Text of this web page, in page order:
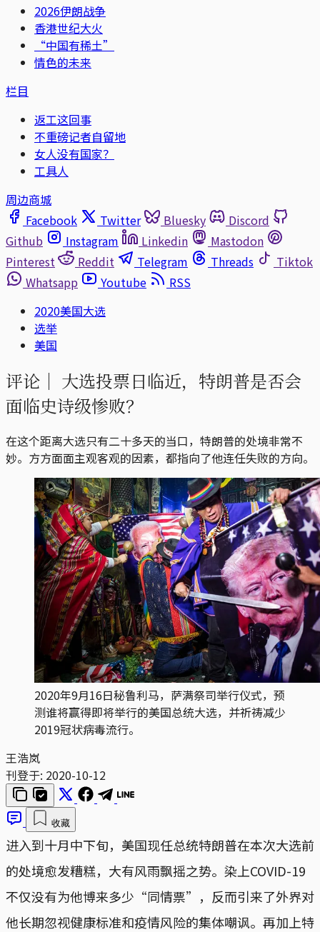
2026伊朗战争
香港世纪大火
“中国有稀土”
情色的未来
栏目
返工这回事
不重磅记者自留地
女人没有国家？
工具人
周边商城
Facebook
Twitter Bluesky
Discord
Github
Instagram Linkedin
Mastodon
Pinterest
Reddit Telegram Threads
Tiktok
Whatsapp
Youtube
RSS
2020美国大选
选举
美国
评论｜ 大选投票日临近，特朗普是否会
面临史诗级惨败？
在这个距离大选只有二十多天的当口，特朗普的处境非常不
妙。方方面面主观客观的因素，都指向了他连任失败的方向。
2020年9月16日秘鲁利马，萨满祭司举行仪式，预
测谁将赢得即将举行的美国总统大选，并祈祷减少
2019冠状病毒流行。
王浩岚
刊登于: 2020-10-12
收藏
进入到十月中下旬，美国现任总统特朗普在本次大选前
的处境愈发糟糕，大有风雨飘摇之势。染上COVID-19
不仅没有为他博来多少“同情票”，反而引来了外界对
他长期忽视健康标准和疫情风险的集体嘲讽。再加上特